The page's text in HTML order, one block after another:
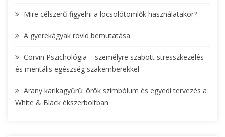
:
Mire célszerű figyelni a locsolótömlők használatakor?
A gyerekágyak rövid bemutatása
Corvin Pszichológia – személyre szabott stresszkezelés
és mentális egészség szakemberekkel
Arany karikagyűrű: örök szimbólum és egyedi tervezés a
White & Black ékszerboltban